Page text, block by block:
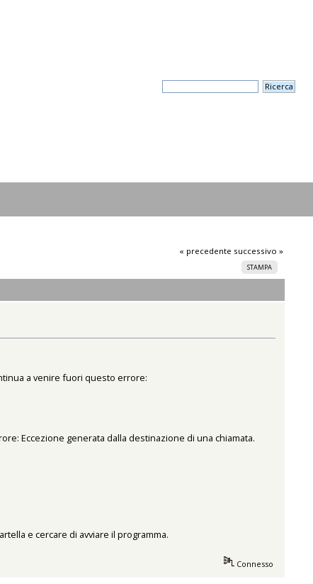
« precedente successivo »
STAMPA
a venire fuori questo errore:
Eccezione generata dalla destinazione di una chiamata.
e cercare di avviare il programma.
Connesso